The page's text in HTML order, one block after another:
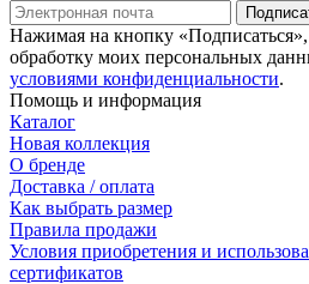
Нажимая на кнопку
обработку моих персональных
условиями конфиденциальности.
Помощь и информация
Каталог
Новая коллекция
О бренде
Доставка / оплата
Как выбрать размер
Правила продажи
Условия приобретения и
сертификатов